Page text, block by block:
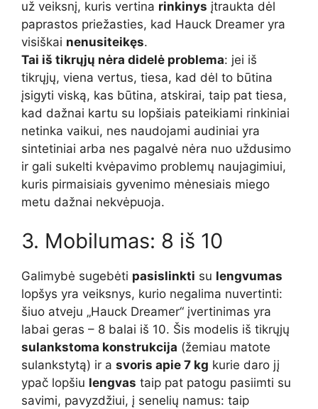
už veiksnį, kuris vertina rinkinys įtraukta dėl
paprastos priežasties, kad Hauck Dreamer yra
visiškai nenusiteikęs.
Tai iš tikrųjų nėra didelė problema: jei iš
tikrųjų, viena vertus, tiesa, kad dėl to būtina
įsigyti viską, kas būtina, atskirai, taip pat tiesa,
kad dažnai kartu su lopšiais pateikiami rinkiniai
netinka vaikui, nes naudojami audiniai yra
sintetiniai arba nes pagalvė nėra nuo uždusimo
ir gali sukelti kvėpavimo problemų naujagimiui,
kuris pirmaisiais gyvenimo mėnesiais miego
metu dažnai nekvėpuoja.
3. Mobilumas: 8 iš 10
Galimybė sugebėti pasislinkti su lengvumas
lopšys yra veiksnys, kurio negalima nuvertinti:
šiuo atveju „Hauck Dreamer“ įvertinimas yra
labai geras – 8 balai iš 10. Šis modelis iš tikrųjų
sulankstoma konstrukcija (žemiau matote
sulankstytą) ir a svoris apie 7 kg kurie daro jį
ypač lopšiu lengvas taip pat patogu pasiimti su
savimi, pavyzdžiui, į senelių namus: taip